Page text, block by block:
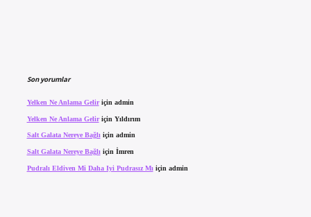
Son yorumlar
Yelken Ne Anlama Geliriçin admin
Yelken Ne Anlama Geliriçin Yıldırım
Salt Galata Nereye Bağlıiçin admin
Salt Galata Nereye Bağlı için İmren
Pudralı Eldiven Mi Daha Iyi Pudrasız Mı için admin